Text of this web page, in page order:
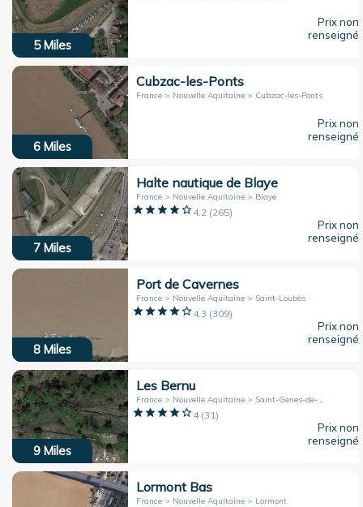
5 Miles
Prix non
renseigné
6 Miles
Cubzac-les-Ponts
France > Nouvelle Aquitaine > Cubzac-les-Ponts
Prix non
renseigné
7 Miles
Halte nautique de Blaye
France > Nouvelle Aquitaine > Blaye
4.2(265)
Prix non
renseigné
8 Miles
Port de Cavernes
France > Nouvelle Aquitaine > Saint-Loubès
4.3 (309)
Prix non
renseigné
9 Miles
Les Bernu
France > Nouvelle Aquitaine > Saint-Gènes-de-Blaye
4(31)
Prix non
renseigné
Lormont Bas
France > Nouvelle Aquitaine > Lormont